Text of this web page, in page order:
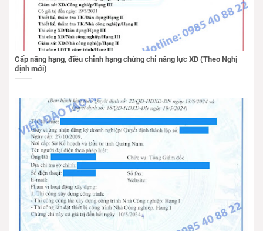
Cấp nâng hạng, điều chỉnh hạng chứng chỉ năng lực XD (Theo Nghị
định mới)